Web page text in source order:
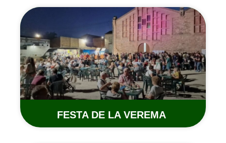
FESTA DE LA VEREMA